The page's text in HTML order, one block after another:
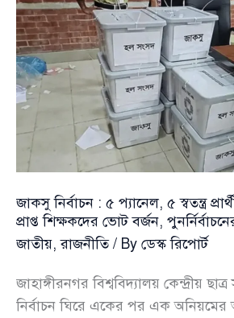
বলা
প্রো-
ভিসি
রাজনৈতিকভাবে
চরিত্রহীন!
জাকসু নির্বাচন : ৫ প্যানেল, ৫ স্বতন্ত্র
প্রাপ্ত শিক্ষকদের ভোট বর্জন,
জাতীয়,রাজনীতি/ By ডেস্ক রিপোর্ট
জাহাঙ্গীরনগর বিশ্ববিদ্যালয় কেন্দ্রীয়
নির্বাচন ঘিরে একের পর এক অনিয়মের